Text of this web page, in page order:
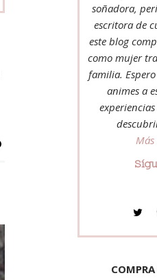
soñadora,
escritora de
este blog
como mujer
familia.
animes a